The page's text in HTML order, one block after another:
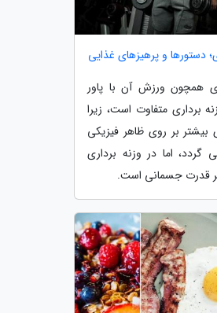
دستورها و پرهیزهای غذایی
همچون ورزش آن با پاور
برداری متفاوت است، زیرا
بر روی ظاهر فیزیکی
گردد، اما در وزنه برداری
بر قدرت جسمانی است.